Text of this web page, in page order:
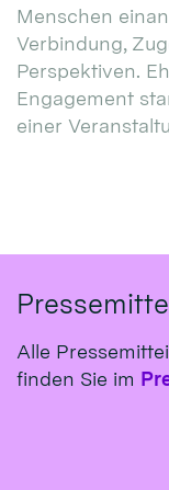
Menschen
Verbindung,
Perspektiven.
Engagement
einer
Alle
finden Sie im